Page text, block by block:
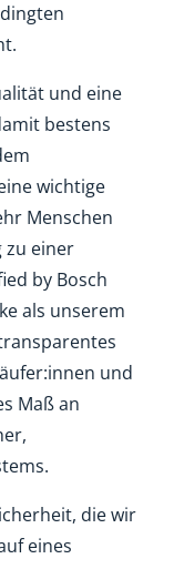
und eine
bestens
wichtige
Menschen
zu einer
by Bosch
als unserem
und
Maß an
die wir
eines